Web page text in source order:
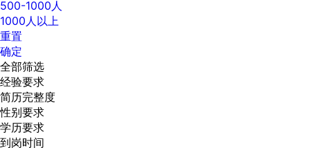
500-1000人
1000人以上
重置
确定
全部筛选
经验要求
简历完整度
性别要求
学历要求
到岗时间